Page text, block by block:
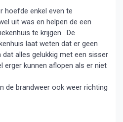
hoefde enkel even te
uit was en helpen de een
te krijgen. De
laat weten dat er geen
dat alles gelukkig met een sisser
erger kunnen aflopen als er niet
de brandweer ook weer richting